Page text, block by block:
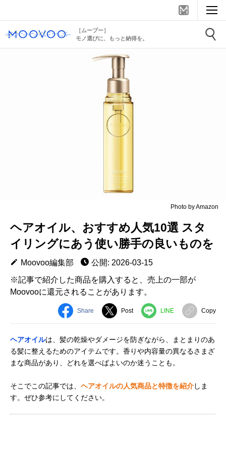
［ムーブー］
モノ選びに、もっと納得を。
Photo by Amazon
ヘアオイル、おすすめ人気10選 スタ
イリングにあう使い勝手の良いものを
Moovoo編集部
公開: 2026-03-15
※記事で紹介した商品を購入すると、売上の一部が
Moovooに還元されることがあります。
Share Post LINE Copy
ヘアオイルは、髪の乾燥やダメージを防ぎながら、まとまりのあ
る髪に整えるためのアイテムです。香りや内容量の異なるさまざ
まな商品があり、どれを選べばよいのか迷うことも。
そこでこの記事では、 ヘアオイルの人気商品と特徴を紹介しま
す。ぜひ参考にしてください。